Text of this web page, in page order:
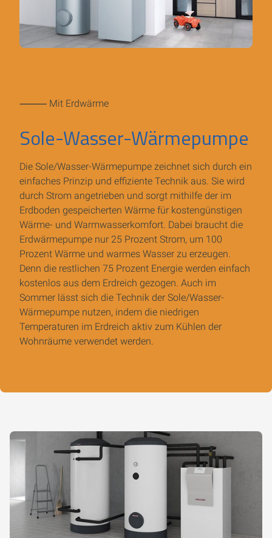
⸻ Mit Erdwärme
Sole-Wasser-Wärmepumpe
Die Sole/Wasser-Wärmepumpe zeichnet sich durch ein
einfaches Prinzip und effiziente Technik aus. Sie wird
durch Strom angetrieben und sorgt mithilfe der im
Erdboden gespeicherten Wärme für kostengünstigen
Wärme- und Warmwasserkomfort. Dabei braucht die
Erdwärmepumpe nur 25 Prozent Strom, um 100
Prozent Wärme und warmes Wasser zu erzeugen.
Denn die restlichen 75 Prozent Energie werden einfach
kostenlos aus dem Erdreich gezogen. Auch im
Sommer lässt sich die Technik der Sole/Wasser-
Wärmepumpe nutzen, indem die niedrigen
Temperaturen im Erdreich aktiv zum Kühlen der
Wohnräume verwendet werden.